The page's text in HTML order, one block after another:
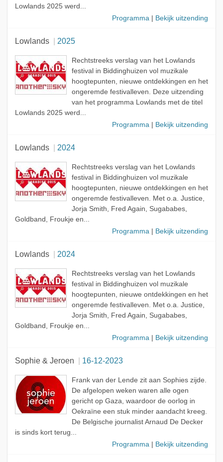
Lowlands 2025 werd...
Programma
Bekijk uitzending
Lowlands 2025
Rechtstreeks verslag van het Lowlands
festival in Biddinghuizen vol muzikale
hoogtepunten, nieuwe ontdekkingen en het
ongeremde festivalleven. Deze uitzending
van het programma Lowlands met de titel
Lowlands 2025 werd...
Programma
Bekijk uitzending
Lowlands 2024
Rechtstreeks verslag van het Lowlands
festival in Biddinghuizen vol muzikale
hoogtepunten, nieuwe ontdekkingen en het
ongeremde festivalleven. Met o.a. Justice,
Jorja Smith, Fred Again, Sugababes,
Goldband, Froukje en...
Programma
Bekijk uitzending
Lowlands 2024
Rechtstreeks verslag van het Lowlands
festival in Biddinghuizen vol muzikale
hoogtepunten, nieuwe ontdekkingen en het
ongeremde festivalleven. Met o.a. Justice,
Jorja Smith, Fred Again, Sugababes,
Goldband, Froukje en...
Programma
Bekijk uitzending
Sophie & Jeroen 16-12-2023
Frank van der Lende zit aan Sophies zijde.
De afgelopen weken waren alle ogen
gericht op Gaza, waardoor de oorlog in
Oekraïne een stuk minder aandacht kreeg.
De Belgische journalist Arnaud De Decker
is sinds kort terug...
Programma
Bekijk uitzending